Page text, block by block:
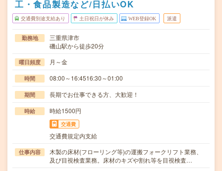
工・食品製造など/日払いOK
交通費別途支給あり 土日祝日が休み WEB登録OK 派遣
勤務地
三重県津市
磯山駅から徒歩20分
曜日頻度 月～金
時間 08:00～16:4516:30～01:00
期間 長期でお仕事できる方、大歓迎！
時給 時給1500円
交通費
交通費規定内支給
仕事内容
木製の床材(フローリング等)の運搬フォークリフト業務、
及び目視検査業務。床材のキズや割れ等を目視検査…